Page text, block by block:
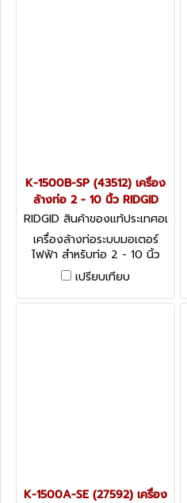
K-1500B-SP (43512) เครื่อง
ล้างท่อ 2 - 10 นิ้ว RIDGID
RIDGID สินค้าของแท้ประเทศอเ
มริกา K-1500B-SP (43512)
เครื่องล้างท่อระบบมอเตอร์
ไฟฟ้า สำหรับท่อ 2 - 10 นิ้ว
เปรียบเทียบ
K-1500A-SE (27592) เครื่อง